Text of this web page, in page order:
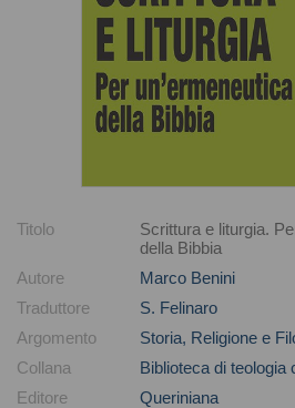
Titolo
Scrittura e liturgia.
della Bibbia
Autore
Marco Benini
Traduttore
S. Felinaro
Argomento
Storia, Religione e
Collana
Biblioteca di teologia
Editore
Queriniana